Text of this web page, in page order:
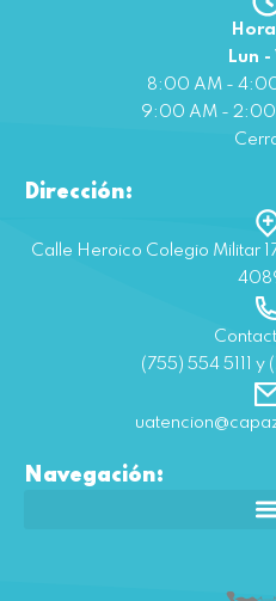
Lun -
8:00 AM -
9:00 AM - 2:00
Dirección:
Calle Heroico Colegio Militar
(755) 554 5111
Navegación: